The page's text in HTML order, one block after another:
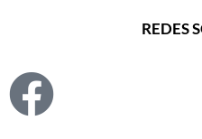
REDES